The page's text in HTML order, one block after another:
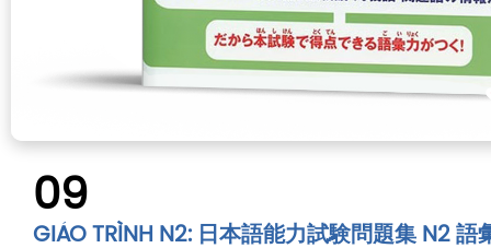
09
GIÁO TRÌNH N2: 日本語能力試験問題集 N2 語